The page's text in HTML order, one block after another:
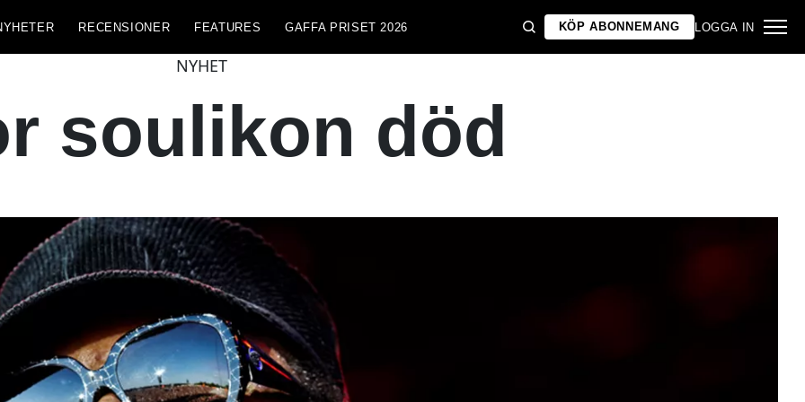
RECENSIONER FEATURES GAFFA PRISET 2026 KÖP ABONNEMANG LOGGA IN
NYHET
soulikon död